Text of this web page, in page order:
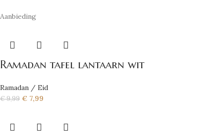
Aanbieding
Ramadan tafel lantaarn wit
Ramadan / Eid
€9,99 € 7,99